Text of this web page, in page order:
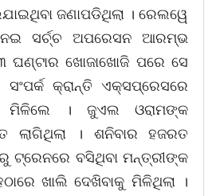
ଜଣାପଡିଥିଲା । ରେଲୱେ
ସର୍ଚ୍ଚ ଅପରେସନ ଆରମ୍ଭ
ଘଣ୍ଟାର ଖୋଜାଖୋଜି ପରେ ସେ
କ୍ରାନ୍ତି ଏକ୍ସପ୍ରେସରେ
ମିଳିଲେ । ଜୁଏଲ ଓରାମଙ୍କ
ଲାଗିଥିଲା । ଶନିବାର ହଜରତ
ଟ୍ରେନରେ ବସିଥିବା ମନ୍ତ୍ରୀଙ୍କ
ଖାଲି ଦେଖିବାକୁ ମିଳିଥିଲା ।